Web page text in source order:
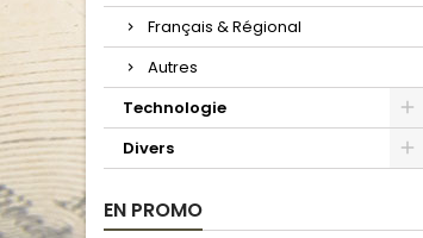
Français & Régional
Autres
Technologie
Divers
EN PROMO